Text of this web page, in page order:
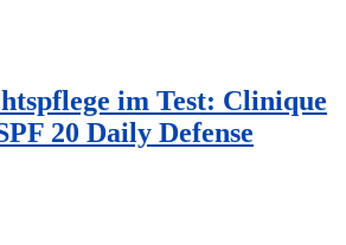
im Test: Clinique
20 Daily Defense